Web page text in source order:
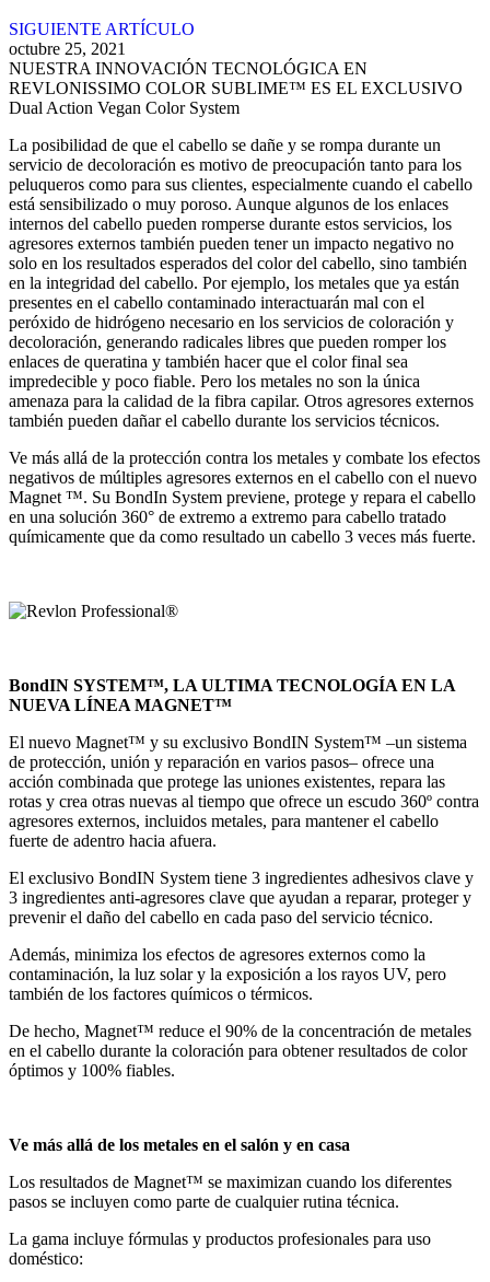
SIGUIENTE ARTÍCULO
octubre 25, 2021
NUESTRA INNOVACIÓN TECNOLÓGICA EN
REVLONISSIMO COLOR SUBLIME™ ES EL EXCLUSIVO
Dual Action Vegan Color System
La posibilidad de que el cabello se dañe y se rompa durante un
servicio de decoloración es motivo de preocupación tanto para los
peluqueros como para sus clientes, especialmente cuando el cabello
está sensibilizado o muy poroso. Aunque algunos de los enlaces
internos del cabello pueden romperse durante estos servicios, los
agresores externos también pueden tener un impacto negativo no
solo en los resultados esperados del color del cabello, sino también
en la integridad del cabello. Por ejemplo, los metales que ya están
presentes en el cabello contaminado interactuarán mal con el
peróxido de hidrógeno necesario en los servicios de coloración y
decoloración, generando radicales libres que pueden romper los
enlaces de queratina y también hacer que el color final sea
impredecible y poco fiable. Pero los metales no son la única
amenaza para la calidad de la fibra capilar. Otros agresores externos
también pueden dañar el cabello durante los servicios técnicos.
Ve más allá de la protección contra los metales y combate los efectos
negativos de múltiples agresores externos en el cabello con el nuevo
Magnet ™. Su BondIn System previene, protege y repara el cabello
en una solución 360° de extremo a extremo para cabello tratado
químicamente que da como resultado un cabello 3 veces más fuerte.
BondIN SYSTEM™, LA ULTIMA TECNOLOGÍA EN LA
NUEVA LÍNEA MAGNET™
El nuevo Magnet™ y su exclusivo BondIN System™ –un sistema
de protección, unión y reparación en varios pasos– ofrece una
acción combinada que protege las uniones existentes, repara las
rotas y crea otras nuevas al tiempo que ofrece un escudo 360º contra
agresores externos, incluidos metales, para mantener el cabello
fuerte de adentro hacia afuera.
El exclusivo BondIN System tiene 3 ingredientes adhesivos clave y
3 ingredientes anti-agresores clave que ayudan a reparar, proteger y
prevenir el daño del cabello en cada paso del servicio técnico.
Además, minimiza los efectos de agresores externos como la
contaminación, la luz solar y la exposición a los rayos UV, pero
también de los factores químicos o térmicos.
De hecho, Magnet™ reduce el 90% de la concentración de metales
en el cabello durante la coloración para obtener resultados de color
óptimos y 100% fiables.
Ve más allá de los metales en el salón y en casa
Los resultados de Magnet™ se maximizan cuando los diferentes
pasos se incluyen como parte de cualquier rutina técnica.
La gama incluye fórmulas y productos profesionales para uso
doméstico: